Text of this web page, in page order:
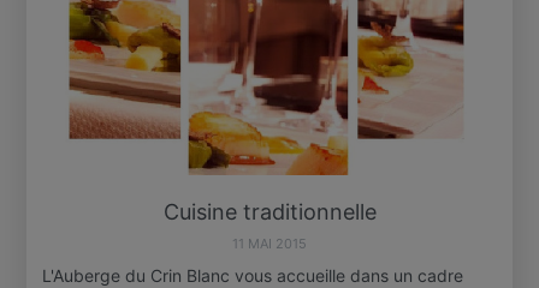
Cuisine traditionnelle
11 MAI 2015
L'Auberge du Crin Blanc vous accueille dans un cadre